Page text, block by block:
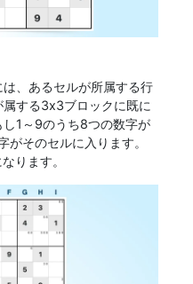
、あるセルが所属する行
する3x3ブロックに既に
1～9のうち8つの数字が
がそのセルに入ります。
ります。